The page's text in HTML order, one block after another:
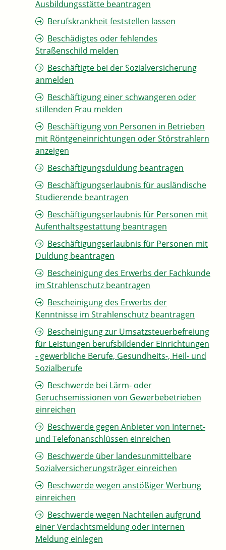
Ausbildungsstätte beantragen
Berufskrankheit feststellen lassen
Beschädigtes oder fehlendes
Straßenschild melden
Beschäftigte bei der Sozialversicherung
anmelden
Beschäftigung einer schwangeren oder
stillenden Frau melden
Beschäftigung von Personen in Betrieben
mit Röntgeneinrichtungen oder Störstrahlern
anzeigen
Beschäftigungsduldung beantragen
Beschäftigungserlaubnis für ausländische
Studierende beantragen
Beschäftigungserlaubnis für Personen mit
Aufenthaltsgestattung beantragen
Beschäftigungserlaubnis für Personen mit
Duldung beantragen
Bescheinigung des Erwerbs der Fachkunde
im Strahlenschutz beantragen
Bescheinigung des Erwerbs der
Kenntnisse im Strahlenschutz beantragen
Bescheinigung zur Umsatzsteuerbefreiung
für Leistungen berufsbildender Einrichtungen
- gewerbliche Berufe, Gesundheits-, Heil- und
Sozialberufe
Beschwerde bei Lärm- oder
Geruchsemissionen von Gewerbebetrieben
einreichen
Beschwerde gegen Anbieter von Internet-
und Telefonanschlüssen einreichen
Beschwerde über landesunmittelbare
Sozialversicherungsträger einreichen
Beschwerde wegen anstößiger Werbung
einreichen
Beschwerde wegen Nachteilen aufgrund
einer Verdachtsmeldung oder internen
Meldung einlegen